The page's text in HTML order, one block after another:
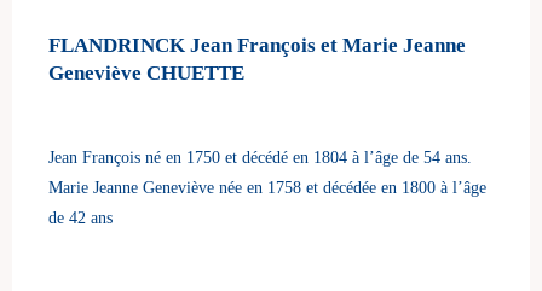
FLANDRINCK Jean François et Marie Jeanne
Geneviève CHUETTE
Jean François né en 1750 et décédé en 1804 à l’âge de 54 ans.
Marie Jeanne Geneviève née en 1758 et décédée en 1800 à l’âge
de 42 ans